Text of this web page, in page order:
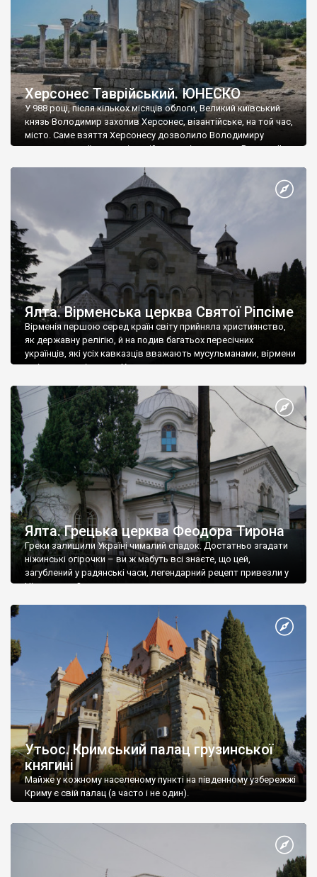
Херсонес Таврійський. ЮНЕСКО
У 988 році, після кількох місяців облоги, Великий київський
князь Володимир захопив Херсонес, візантійське, на той час,
місто. Саме взяття Херсонесу дозволило Володимиру
диктувати свої умови візантійському імператору Василю ІІ, та
Херсонесі Володимир-язичник, став Василем-християнином.
А потім було Хрещення Русі. На честь Херсонесу Таврійського
Ялта. Вірменська церква Святої Ріпсіме
Вірменія першою серед країн світу прийняла християнство,
як державну релігію, й на подив багатьох пересічних
українців, які усіх кавказців вважають мусульманами, вірмени
є відданими вірянами Христа
Ялта. Грецька церква Феодора Тирона
Греки залишили Україні чималий спадок. Достатньо згадати
ніжинські огірочки – ви ж мабуть всі знаєте, що цей,
загублений у радянські часи, легендарний рецепт привезли у
Ніжин греки?
Утьос. Кримський палац грузинської
княгині
Майже у кожному населеному пункті на південному узбережжі
Криму є свій палац (а часто і не один).